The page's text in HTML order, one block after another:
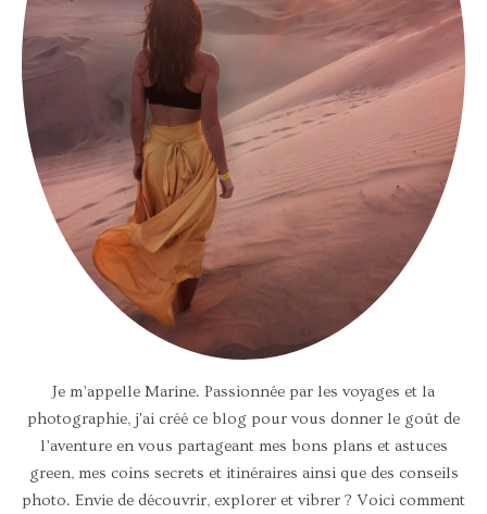
Je m’appelle Marine. Passionnée par les voyages et la
photographie, j'ai créé ce blog pour vous donner le goût de
l’aventure en vous partageant mes bons plans et astuces
green, mes coins secrets et itinéraires ainsi que des conseils
photo. Envie de découvrir, explorer et vibrer ? Voici comment